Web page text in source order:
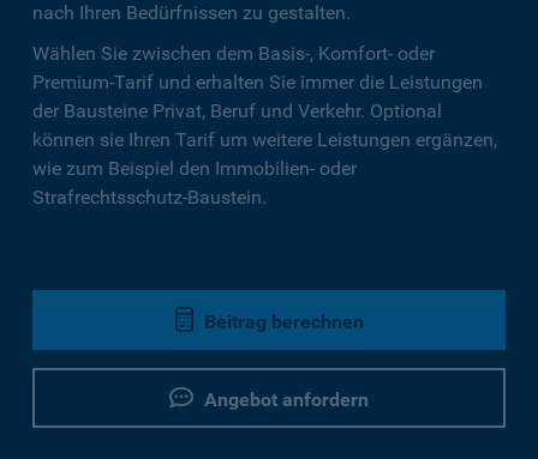
nach Ihren Bedürfnissen zu gestalten.
Wählen Sie zwischen dem Basis-, Komfort- oder
Premium-Tarif und erhalten Sie immer die Leistungen
der Bausteine Privat, Beruf und Verkehr. Optional
können sie Ihren Tarif um weitere Leistungen ergänzen,
wie zum Beispiel den Immobilien- oder
Strafrechtsschutz-Baustein.
Beitrag berechnen
Angebot anfordern